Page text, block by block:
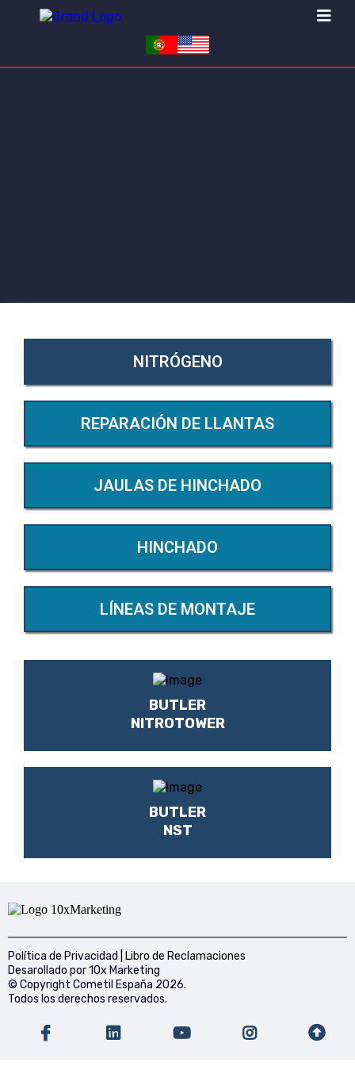
NITRÓGENO
REPARACIÓN DE LLANTAS
JAULAS DE HINCHADO
HINCHADO
LÍNEAS DE MONTAJE
BUTLER
NITROTOWER
BUTLER
NST
Política de Privacidad
Libro de Reclamaciones
Desarollado por10x Marketing
© Copyright Cometil España 2026.
Todos los derechos reservados.